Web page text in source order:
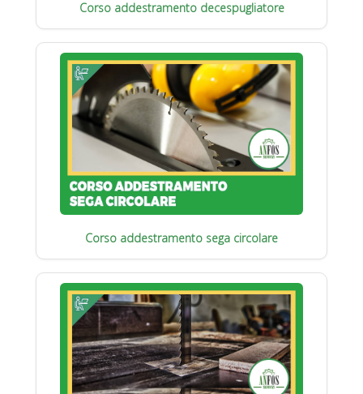
Corso addestramento decespugliatore
Corso addestramento sega circolare